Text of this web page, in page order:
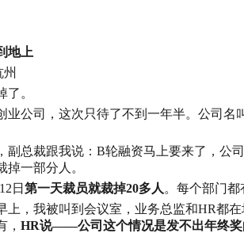
地上
了。
业公司，这次只待了不到一年半。公司名
副总裁跟我说：B轮融资马上要来了，公
一部分人。
日 第一天裁员就裁掉20多人 。每个部门都
上，我被叫到会议室，业务总监和HR都
， HR说——公司这个情况是发不出年终奖